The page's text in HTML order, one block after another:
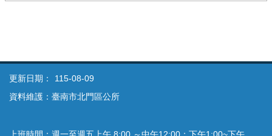
更新日期：
115-08-09
資料維護：臺南市北門區公所